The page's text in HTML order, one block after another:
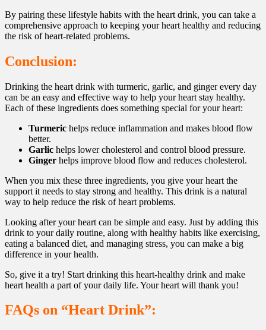
By pairing these lifestyle habits with the heart drink, you can take a
comprehensive approach to keeping your heart healthy and reducing
the risk of heart-related problems.
Conclusion:
Drinking the heart drink with turmeric, garlic, and ginger every day
can be an easy and effective way to help your heart stay healthy.
Each of these ingredients does something special for your heart:
Turmeric helps reduce inflammation and makes blood flow
better.
Garlic helps lower cholesterol and control blood pressure.
Ginger helps improve blood flow and reduces cholesterol.
When you mix these three ingredients, you give your heart the
support it needs to stay strong and healthy. This drink is a natural
way to help reduce the risk of heart problems.
Looking after your heart can be simple and easy. Just by adding this
drink to your daily routine, along with healthy habits like exercising,
eating a balanced diet, and managing stress, you can make a big
difference in your health.
So, give it a try! Start drinking this heart-healthy drink and make
heart health a part of your daily life. Your heart will thank you!
FAQs on “Heart Drink”: